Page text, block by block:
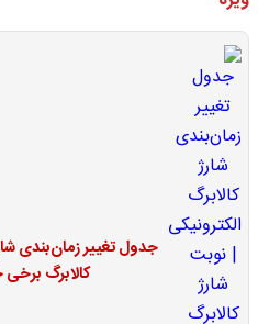
جدول تغییر زمان‌بندی
کالابرگ برخی